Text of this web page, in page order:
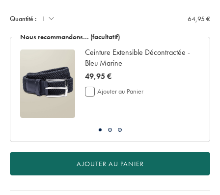
écrin
de
Quantité : 64,95 €
Nous recommandons… (facultatif)
Ceinture Extensible Décontractée -
Bleu Marine
now
49,95
€
49,95 €
Ajouter au Panier
AJOUTER AU PANIER